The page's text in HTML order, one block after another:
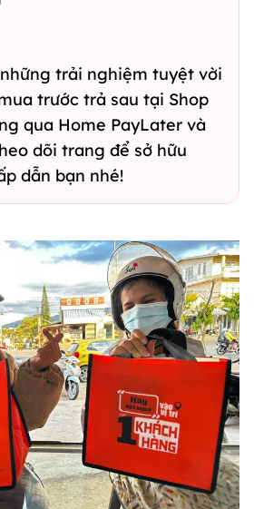
trải nghiệm tuyệt vời
trước trả sau tại Shop
qua Home PayLater và
dõi trang để sở hữu